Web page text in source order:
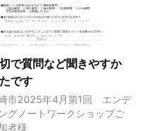
で質問など聞きやすか
です
市2025年4月第1回 エンデ
グノートワークショップご
者様